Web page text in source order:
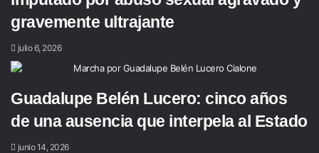
gravemente ultrajante
julio 6, 2026
Guadalupe Belén Lucero: cinco años
de una ausencia que interpela al Estado
junio 14, 2026